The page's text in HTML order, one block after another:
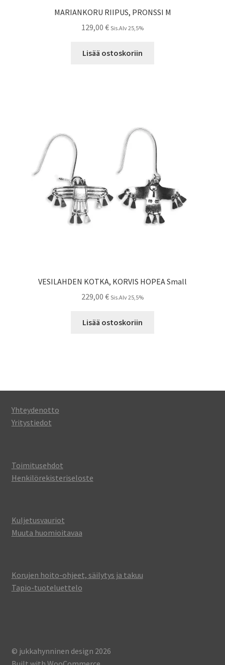
MARIANKORU RIIPUS, PRONSSI M
129,00 € Sis.Alv 25,5%
Lisää ostoskoriin
VESILAHDEN KOTKA, KORVIS HOPEA Small
229,00 € Sis.Alv 25,5%
Lisää ostoskoriin
Yhteydenotto
Yritystiedot
Toimitusehdot
Henkilörekisteriseloste
Kuljetusvauriot
Muuta huomioitavaa
Korujen hoito-ohjeet, säilytys ja takuu
Tapio-tuoteluettelo
© jukkahynninen design 2026